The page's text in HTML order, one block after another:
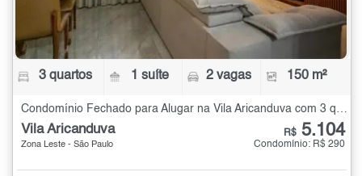
3 quartos 1 suíte 2 vagas 150 m²
Condomínio Fechado para Alugar na Vila Aricanduva com 3 quartos - 150 m²
Vila Aricanduva
Zona Leste - São Paulo
R$ 5.104
Condomínio: R$ 290